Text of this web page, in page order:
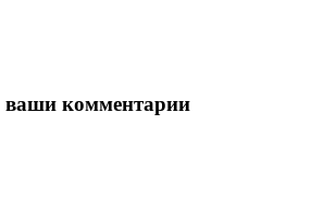
комментарии